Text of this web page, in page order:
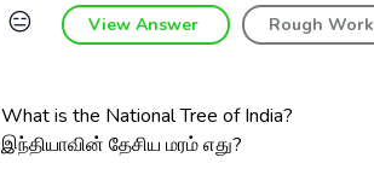
😑 View Answer Rough Work
What is the National Tree of India?
இந்தியாவின் தேசிய மரம் எது?